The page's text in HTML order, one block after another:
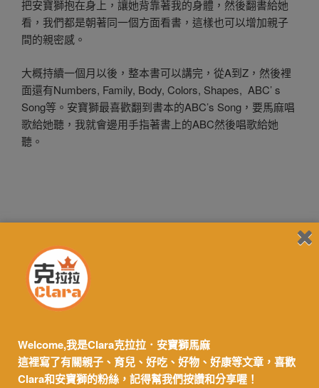
把安寶獅抱在身上，讓她背靠著我的身體，然後翻書給她
看，我們都是朝著同一個方面看書，這樣也可以增加親子
間的親密感。
大概持續一個月以後，整本書可以講完，從A到Z，然後裡
面還有Numbers, Family, Body, Colors, Shapes, ABC’ s
Song等。安寶獅最喜歡翻到書本的ABC’s Song，要馬麻唱
歌給她聽，我就會邊用手指著書上的ABC然後唱歌給她
聽。
我會很喜歡問她Apple在哪裡？Dog在哪裡？重覆N次以
外，她就都學會了，會比出正確的圖案。問她Window在哪
裡？除了比書上的窗戶以外，也會比著家裡客廳的窗戶，
Welcome,我是Clara克拉拉．安寶獅馬麻
這裡寫了有關親子、育兒、好吃、好物、好康等文章，喜歡
Clara和安寶獅的粉絲，記得幫我們按讚和分享喔！